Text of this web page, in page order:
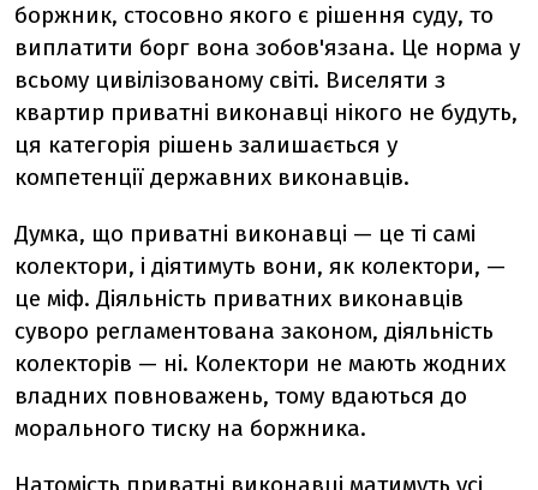
боржник, стосовно якого є рішення суду, то
виплатити борг вона зобов'язана. Це норма у
всьому цивілізованому світі. Виселяти з
квартир приватні виконавці нікого не будуть,
ця категорія рішень залишається у
компетенції державних виконавців.
Думка, що приватні виконавці — це ті самі
колектори, і діятимуть вони, як колектори, —
це міф. Діяльність приватних виконавців
суворо регламентована законом, діяльність
колекторів — ні. Колектори не мають жодних
владних повноважень, тому вдаються до
морального тиску на боржника.